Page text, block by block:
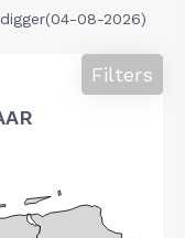
08-2026)
Filters